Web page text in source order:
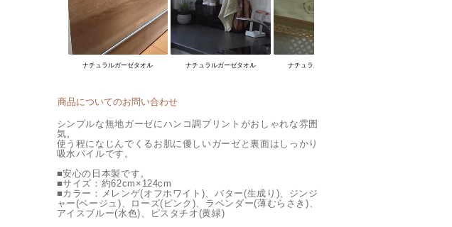
ナチュラルガーゼタオル ナチュラルガーゼタオル ナチュラルガーゼタオル
商品についてのお問い合わせ
シンプルな無地ガーゼにハンコ調プリントがおしゃれな雰囲
気。
使う程になじんでくるお肌に優しいガーゼと裏面はしっかり
吸水パイルです。
■安心の日本製です。
■サイズ：約62cm×124cm
■カラー：メレンゲ(オフホワイト)、バター(生成り)、ジンジ
ャー(ベージュ)、ローズ(ピンク)、ラベンダー(薄むらさき)、
アイスブルー(水色)、ピスタチオ(黄緑)